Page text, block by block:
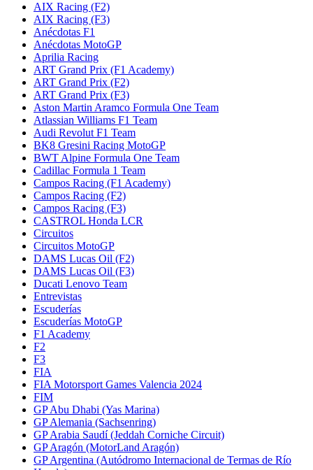
AIX Racing (F2)
AIX Racing (F3)
Anécdotas F1
Anécdotas MotoGP
Aprilia Racing
ART Grand Prix (F1 Academy)
ART Grand Prix (F2)
ART Grand Prix (F3)
Aston Martin Aramco Formula One Team
Atlassian Williams F1 Team
Audi Revolut F1 Team
BK8 Gresini Racing MotoGP
BWT Alpine Formula One Team
Cadillac Formula 1 Team
Campos Racing (F1 Academy)
Campos Racing (F2)
Campos Racing (F3)
CASTROL Honda LCR
Circuitos
Circuitos MotoGP
DAMS Lucas Oil (F2)
DAMS Lucas Oil (F3)
Ducati Lenovo Team
Entrevistas
Escuderías
Escuderías MotoGP
F1 Academy
F2
F3
FIA
FIA Motorsport Games Valencia 2024
FIM
GP Abu Dhabi (Yas Marina)
GP Alemania (Sachsenring)
GP Arabia Saudí (Jeddah Corniche Circuit)
GP Aragón (MotorLand Aragón)
GP Argentina (Autódromo Internacional de Termas de Río